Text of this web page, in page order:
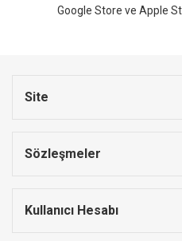
Google Store ve Apple
Site
Sözleşmeler
Kullanıcı Hesabı